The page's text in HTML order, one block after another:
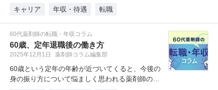
キャリア
年収・待遇 転職
60代薬剤師の転職・年収コラム
60歳、定年退職後の働き方
2025年12月1日 薬剤師コラム編集部
60歳という定年の年齢が近づいてくると、今後の
身の振り方について悩ましく思われる薬剤師の方